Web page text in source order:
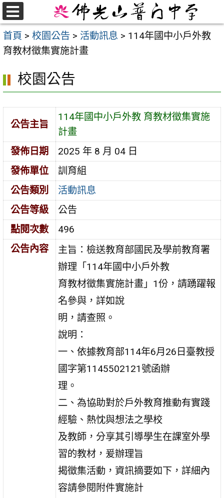
跳
至
主
要
首頁 > 校園公告 > 活動訊息 > 114年國中小戶外教
育教材徵集實施計畫
校園公告
公告主旨
114年國中小戶外教 育教材徵集實施
計畫
發佈日期
2025 年 8 月 04 日
發佈單位
訓育組
公告類別
活動訊息
公告等級
公告
點閱次數
496
公告內容
主旨：檢送教育部國民及學前教育署
辦理「114年國中小戶外教
育教材徵集實施計畫」1份，請踴躍報
名參與，詳如說
明，請查照。
說明：
一、依據教育部114年6月26日臺教授
國字第1145502121號函辦
理。
二、為協助對於戶外教育推動有實踐
經驗、熱忱與想法之學校
及教師，分享其引導學生在課室外學
習的教材，爰辦理旨
揭徵集活動，資訊摘要如下，詳細內
容請參閱附件實施計
選
單